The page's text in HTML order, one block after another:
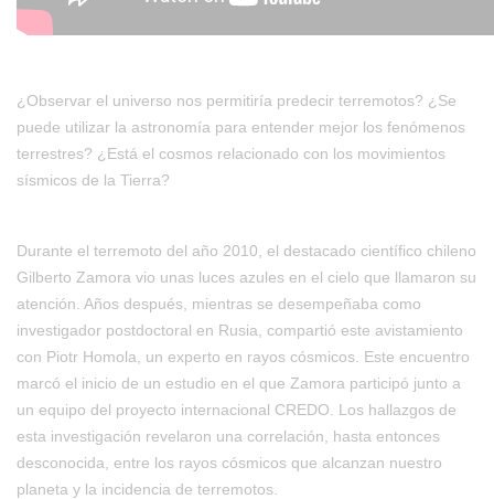
¿Observar el universo nos permitiría predecir terremotos? ¿Se
puede utilizar la astronomía para entender mejor los fenómenos
terrestres? ¿Está el cosmos relacionado con los movimientos
sísmicos de la Tierra?
Durante el terremoto del año 2010, el destacado científico chileno
Gilberto Zamora vio unas luces azules en el cielo que llamaron su
atención. Años después, mientras se desempeñaba como
investigador postdoctoral en Rusia, compartió este avistamiento
con Piotr Homola, un experto en rayos cósmicos. Este encuentro
marcó el inicio de un estudio en el que Zamora participó junto a
un equipo del proyecto internacional CREDO. Los hallazgos de
esta investigación revelaron una correlación, hasta entonces
desconocida, entre los rayos cósmicos que alcanzan nuestro
planeta y la incidencia de terremotos.